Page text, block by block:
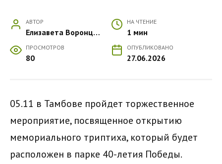
АВТОР
Елизавета Воронцова
НА ЧТЕНИЕ
1 мин
ПРОСМОТРОВ
80
ОПУБЛИКОВАНО
27.06.2026
05.11 в Тамбове пройдет торжественное
мероприятие, посвященное открытию
мемориального триптиха, который будет
расположен в парке 40-летия Победы.